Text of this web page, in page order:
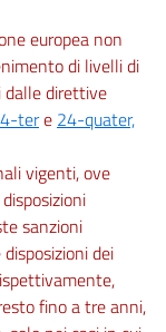
europea non
di livelli di
dalle direttive
tere 24-quater,
vigenti, ove
sanzioni
dei
fino a tre anni,